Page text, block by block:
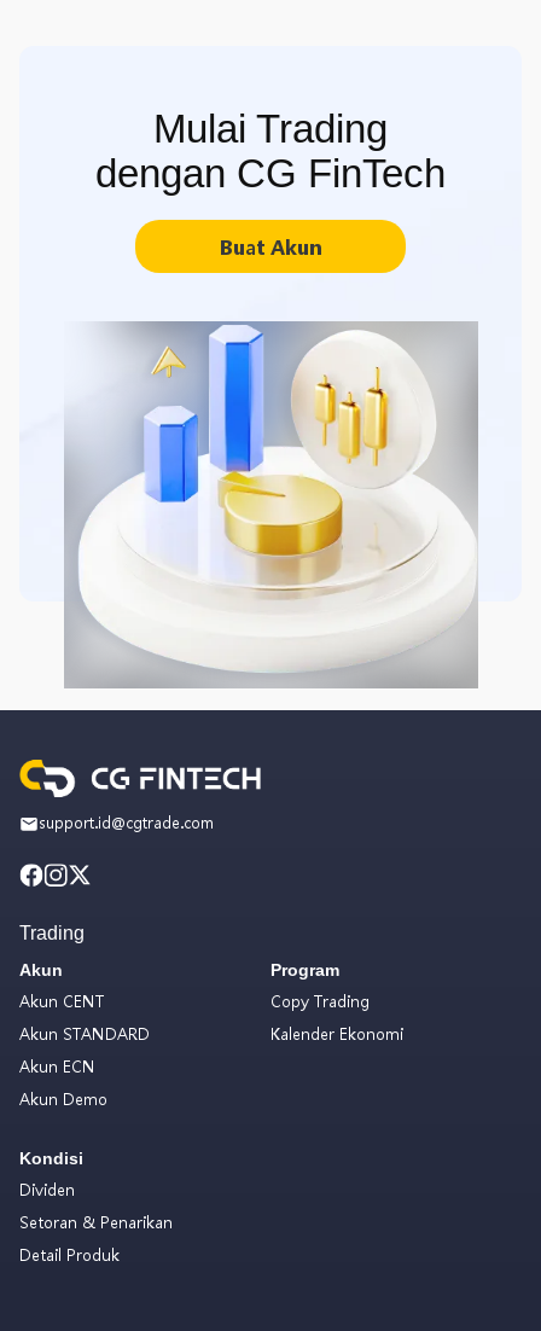
Mulai Trading
dengan CG FinTech
Buat Akun
support.id@cgtrade.com
Trading
Akun
Akun CENT
Akun STANDARD
Akun ECN
Akun Demo
Kondisi
Dividen
Setoran & Penarikan
Detail Produk
Program
Copy Trading
Kalender Ekonomi